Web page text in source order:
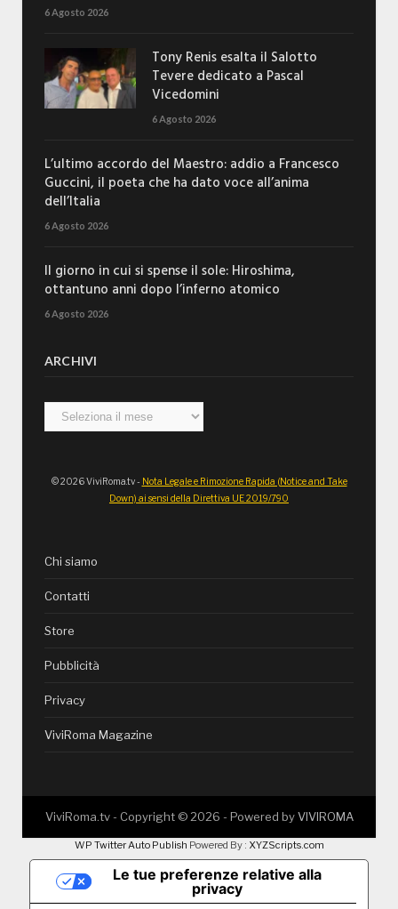
6 Agosto 2026
Tony Renis esalta il Salotto
Tevere dedicato a Pascal
Vicedomini
6 Agosto 2026
L’ultimo accordo del Maestro: addio a Francesco
Guccini, il poeta che ha dato voce all’anima
dell’Italia
6 Agosto 2026
Il giorno in cui si spense il sole: Hiroshima,
ottantuno anni dopo l’inferno atomico
6 Agosto 2026
ARCHIVI
Archivi
© 2026 ViviRoma.tv - Nota Legale e Rimozione Rapida (Notice and Take
Down) ai sensi della Direttiva UE 2019/790
Chi siamo
Contatti
Store
Pubblicità
Privacy
ViviRoma Magazine
ViviRoma.tv - Copyright © 2026 - Powered byVIVIROMA
WP Twitter Auto Publish Powered By : XYZScripts.com
Le tue preferenze relative alla
privacy